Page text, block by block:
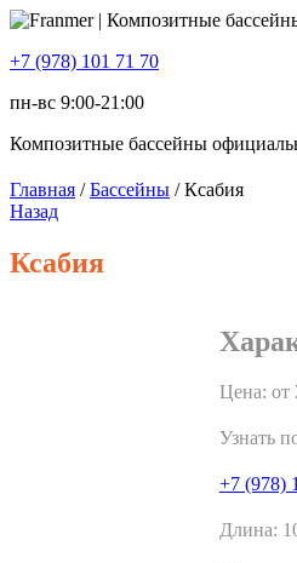
+7 (978) 101 71 70
пн-вс 9:00-21:00
Композитные бассейны
Главная /Бассейны / Ксабия
Назад
Ксабия
Цена: от
Узнать
+7 (978)
Длина: